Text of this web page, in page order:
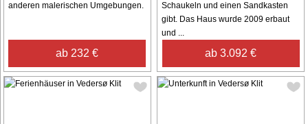
anderen malerischen Umgebungen.
ab 232 €
Schaukeln und einen Sandkasten
gibt. Das Haus wurde 2009 erbaut
und ...
ab 3.092 €